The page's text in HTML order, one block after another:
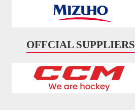
OFFCIAL SUPPLIERS